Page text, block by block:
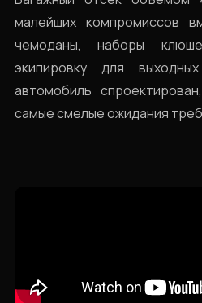
малейших компромиссов
чемоданы, наборы
экипировку для
автомобиль
самые смелые ожидания